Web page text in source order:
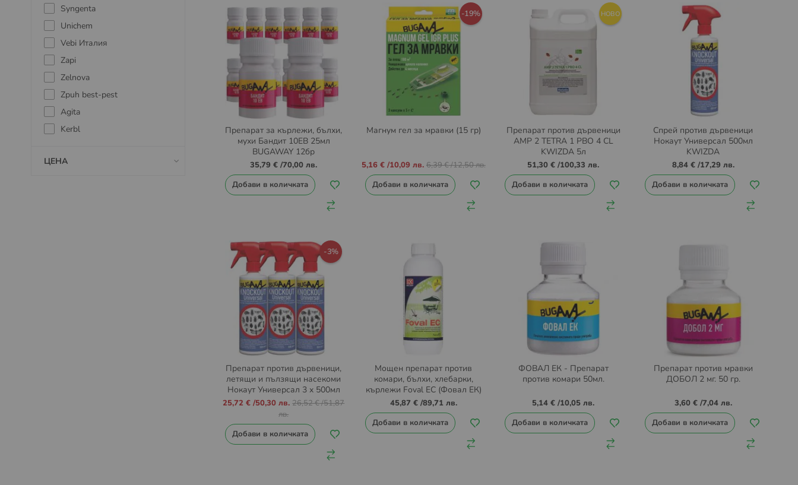
Препарат за кърлежи, бълхи,
мухи Бандит 10ЕВ 25мл
BUGAWAY 12бр
35,79 € /70,00 лв.
Добави в количката
-19%
Магнум гел за мравки (15 гр)
Промо
цена
5,16 €/10,09 лв. 6,39 €/12,50 лв.
Добави в количката
НОВО
Препарат против дървеници
AMP 2 TETRA 1 PBO 4 CL
KWIZDA 5л
51,30 € /100,33 лв.
Добави в количката
Спрей против дървеници
Нокаут Универсал 500мл
KWIZDA
8,84 €/17,29 лв.
Добави в количката
-3%
Препарат против дървеници,
летящи и пълзящи насекоми
Нокаут Универсал 3 x 500мл
Промо
25,72 € /50,30 лв. 26,52 €/51,87
лв.
Добави в количката
Мощен препарат против
комари, бълхи, хлебарки,
кърлежи Foval EC (Фовал ЕК)
1л.
45,87 €/89,71 лв.
Добави в количката
ФОВАЛ ЕК - Препарат
против комари 50мл.
5,14 € /10,05 лв.
Добави в количката
Препарат против мравки
ДОБОЛ 2 мг. 50 гр.
3,60 €/7,04 лв.
Добави в количката
Syngenta
Unichem
Vebi Италия
Zapi
Zelnova
Zpuh best-pest
Agita
Kerbl
ЦЕНА